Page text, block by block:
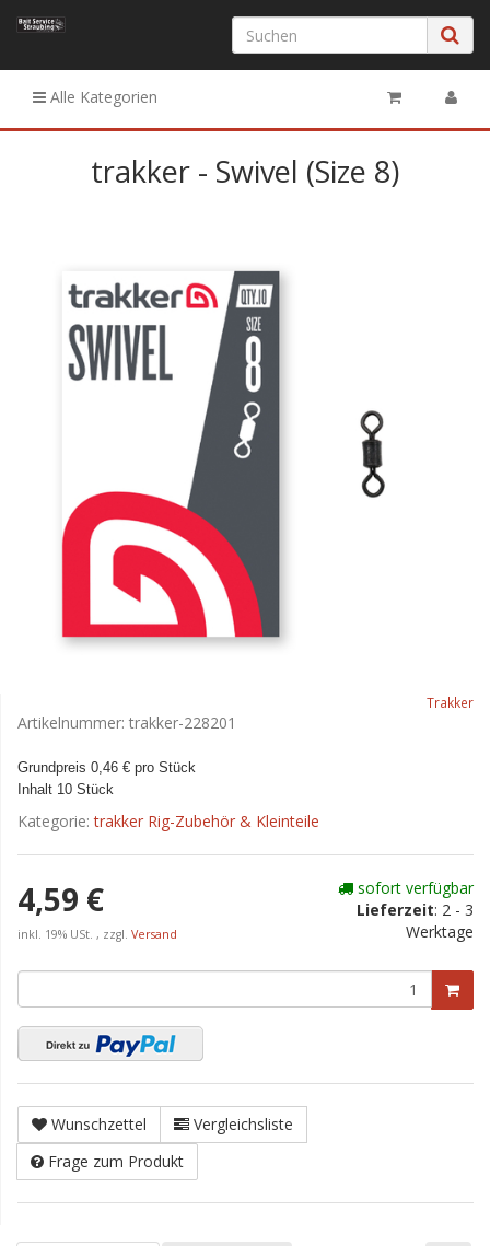
Alle Kategorien
trakker - Swivel (Size 8)
Trakker
Artikelnummer: trakker-228201
Grundpreis 0,46 € pro Stück
Inhalt 10 Stück
Kategorie:trakker Rig-Zubehör & Kleinteile
4,59 €
inkl. 19% USt. , zzgl. Versand
sofort verfügbar
Lieferzeit: 2 - 3
Werktage
Wunschzettel
Vergleichsliste
Frage zum Produkt